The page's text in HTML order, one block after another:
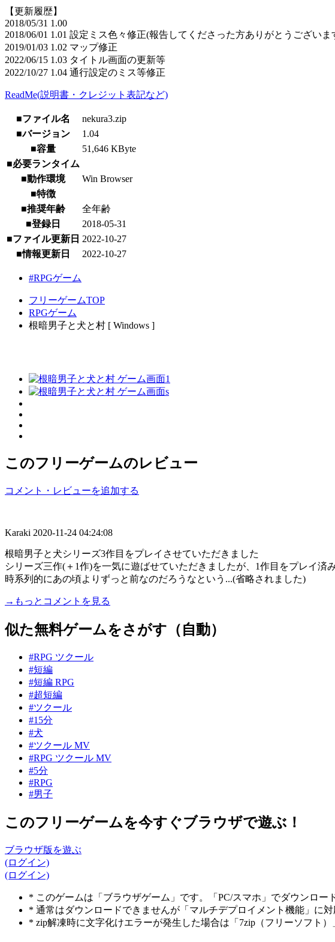
【更新履歴】
2018/05/31 1.00
2018/06/01 1.01 設定ミス色々修正(報告してくださった方ありがとうございま
2019/01/03 1.02 マップ修正
2022/06/15 1.03 タイトル画面の更新等
2022/10/27 1.04 通行設定のミス等修正
ReadMe(説明書・クレジット表記など)
■ファイル名
nekura3.zip
■バージョン
1.04
■容量
51,646 KByte
■必要ランタイム
■動作環境
Win Browser
■特徴
■推奨年齢
全年齢
■登録日
2018-05-31
■ファイル更新日 2022-10-27
■情報更新日
2022-10-27
#RPGゲーム
フリーゲームTOP
RPGゲーム
根暗男子と犬と村 [ Windows ]
このフリーゲームのレビュー
コメント・レビューを追加する
Karaki 2020-11-24 04:24:08
根暗男子と犬シリーズ3作目をプレイさせていただきました
シリーズ三作(＋1作)を一気に遊ばせていただきましたが、1作目をプレイ済み
時系列的にあの頃よりずっと前なのだろうなという...(省略されました)
→もっとコメントを見る
似た無料ゲームをさがす（自動）
#RPG ツクール
#短編
#短編 RPG
#超短編
#ツクール
#15分
#犬
#ツクール MV
#RPG ツクール MV
#5分
#RPG
#男子
このフリーゲームを今すぐブラウザで遊ぶ！
ブラウザ版を遊ぶ
(ログイン)
(ログイン)
* このゲームは「ブラウザゲーム」です。「PC/スマホ」でダウンロ
* 通常はダウンロードできませんが「マルチデプロイメント機能」に
* zip解凍時に文字化けエラーが発生した場合は「7zip（フリーソフト